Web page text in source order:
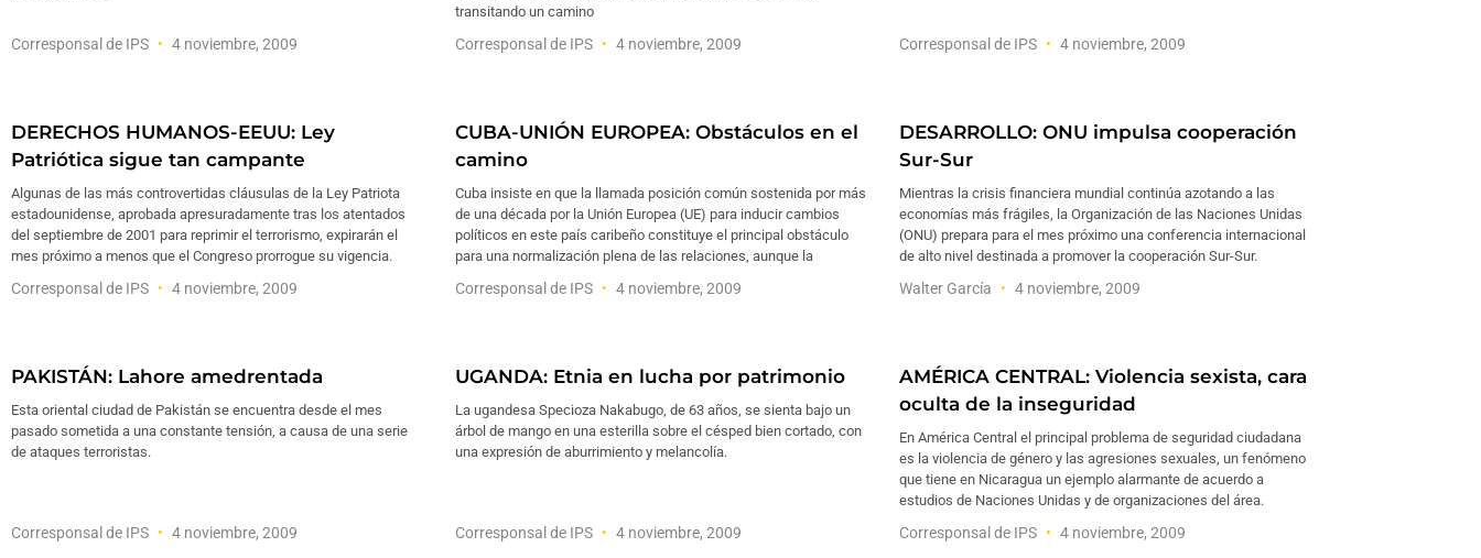
Corresponsal de IPS 4 noviembre, 2009
transitando un camino
Corresponsal de IPS 4 noviembre, 2009 Corresponsal de IPS 4 noviembre, 2009
DERECHOS HUMANOS-EEUU: Ley
Patriótica sigue tan campante
Algunas de las más controvertidas cláusulas de la Ley Patriota
estadounidense, aprobada apresuradamente tras los atentados
del septiembre de 2001 para reprimir el terrorismo, expirarán el
mes próximo a menos que el Congreso prorrogue su vigencia.
Corresponsal de IPS 4 noviembre, 2009
CUBA-UNIÓN EUROPEA: Obstáculos en el
camino
Cuba insiste en que la llamada posición común sostenida por más
de una década por la Unión Europea (UE) para inducir cambios
políticos en este país caribeño constituye el principal obstáculo
para una normalización plena de las relaciones, aunque la
Corresponsal de IPS 4 noviembre, 2009
DESARROLLO: ONU impulsa cooperación
Sur-Sur
Mientras la crisis financiera mundial continúa azotando a las
economías más frágiles, la Organización de las Naciones Unidas
(ONU) prepara para el mes próximo una conferencia internacional
de alto nivel destinada a promover la cooperación Sur-Sur.
Walter García 4 noviembre, 2009
PAKISTÁN: Lahore amedrentada
Esta oriental ciudad de Pakistán se encuentra desde el mes
pasado sometida a una constante tensión, a causa de una serie
de ataques terroristas.
Corresponsal de IPS 4 noviembre, 2009
UGANDA: Etnia en lucha por patrimonio
La ugandesa Specioza Nakabugo, de 63 años, se sienta bajo un
árbol de mango en una esterilla sobre el césped bien cortado, con
una expresión de aburrimiento y melancolía.
Corresponsal de IPS 4 noviembre, 2009
AMÉRICA CENTRAL: Violencia sexista, cara
oculta de la inseguridad
En América Central el principal problema de seguridad ciudadana
es la violencia de género y las agresiones sexuales, un fenómeno
que tiene en Nicaragua un ejemplo alarmante de acuerdo a
estudios de Naciones Unidas y de organizaciones del área.
Corresponsal de IPS 4 noviembre, 2009